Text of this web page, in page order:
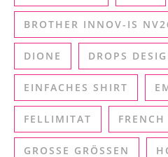
BROTHER INNOV-IS
DIONE DROPS
EINFACHES SHIRT
FELLIMITAT FRENCH
GROSSE GRÖSSEN